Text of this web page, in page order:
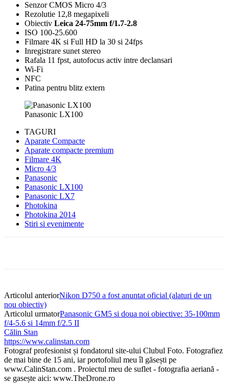
Senzor CMOS Micro 4/3
Rezolutie 12,8 megapixeli
Obiectiv Leica 24-75mm f/1.7-2.8
ISO 100-25.600
Filmare 4K si Full HD la 30 si 24fps
Inregistrare sunet stereo
Rafala 11 fpst, autofocus activ intre declansari
Wi-Fi
NFC
Patina pentru blitz extern
Panasonic LX100
TAGURI
Aparate Compacte
Aparate compacte premium
Filmare 4K
Micro 4/3
Panasonic
Panasonic LX100
Panasonic LX7
Photokina
Photokina 2014
Stiri si evenimente
Articolul anteriorNikon D750 a fost anuntat oficial (alaturi de un
nou obiectiv)
Articolul urmatorPanasonic GM5 si doua noi obiective: 35-100mm
f/4-5.6 si 14mm f/2.5 II
Călin Stan
https://www.calinstan.com
Fotograf profesionist și fondatorul site-ului Clubul Foto. Fotografiez
de mai bine de 15 ani, iar portofoliul meu îl găsești pe
www.CalinStan.com . Proiectul meu de suflet - fotografia aeriană -
se gasește aici: www.TheDrone.ro